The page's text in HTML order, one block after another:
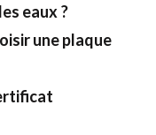
eaux ?
une plaque